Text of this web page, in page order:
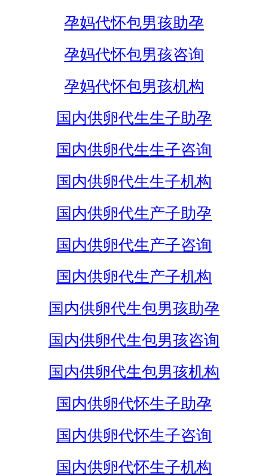
孕妈代怀包男孩助孕
孕妈代怀包男孩咨询
孕妈代怀包男孩机构
国内供卵代生生子助孕
国内供卵代生生子咨询
国内供卵代生生子机构
国内供卵代生产子助孕
国内供卵代生产子咨询
国内供卵代生产子机构
国内供卵代生包男孩助孕
国内供卵代生包男孩咨询
国内供卵代生包男孩机构
国内供卵代怀生子助孕
国内供卵代怀生子咨询
国内供卵代怀生子机构